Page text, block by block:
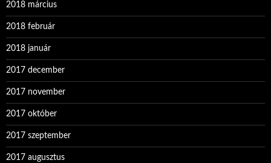
2018 március
2018 február
2018 január
2017 december
2017 november
2017 október
2017 szeptember
2017 augusztus